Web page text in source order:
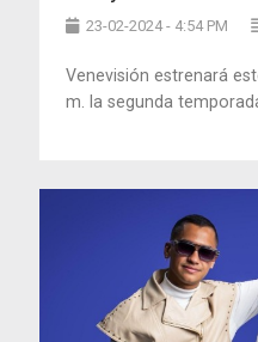
23-02-2024 - 4:54 PM
Venevisión estrenará
m. la segunda